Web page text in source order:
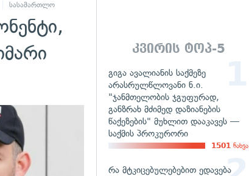
სასამართლო
კვირის ტოპ-5
გიგა ავალიანის საქმეზე
არასრულწლოვანი ნ.ი.
"ჯანმთელობის ჯგუფურად,
განზრახ მძიმედ დაზიანების
წაქეზების" მუხლით დააკავეს —
საქმის პროკურორი
1501 ნახვა
რა მტკიცებულებებით ედავება